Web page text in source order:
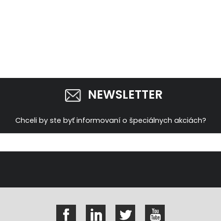
NEWSLETTER
Chceli by ste byť informovaní o špeciálnych akciách?